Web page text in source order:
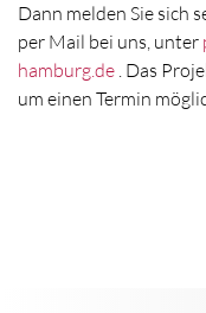
Dann melden Sie sich
per Mail bei uns, unter
hamburg.de . Das
um einen Termin